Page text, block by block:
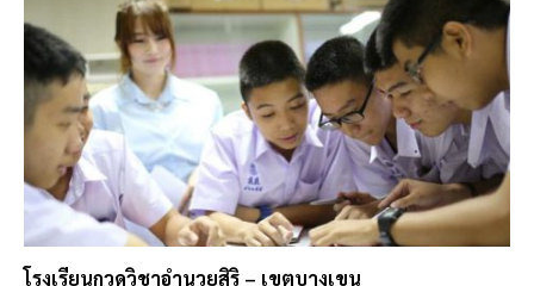
โรงเรียนกวดวิชาอำนวยสิริ – เขตบางเขน